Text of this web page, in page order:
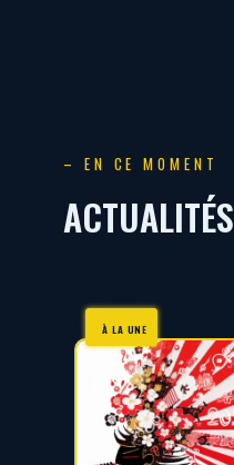
– EN CE MOMENT
ACTUALITÉS
À LA UNE